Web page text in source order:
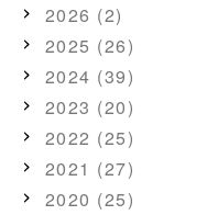
2026 (2)
2025 (26)
2024 (39)
2023 (20)
2022 (25)
2021 (27)
2020 (25)